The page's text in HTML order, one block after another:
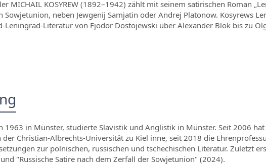
MICHAIL KOSYREW (1892–1942) zählt mit seinem satirischen Roman
neben Jewgenij Samjatin oder Andrej Platonow. Kosyrews
Leningrad-Literatur von Fjodor Dostojewski über Alexander Blok bis zu
1963 in Münster, studierte Slavistik und Anglistik in Münster. Seit 2006
Christian-Albrechts-Universität zu Kiel inne, seit 2018 die
zur polnischen, russischen und tschechischen Literatur. Zuletzt
"Russische Satire nach dem Zerfall der Sowjetunion" (2024).